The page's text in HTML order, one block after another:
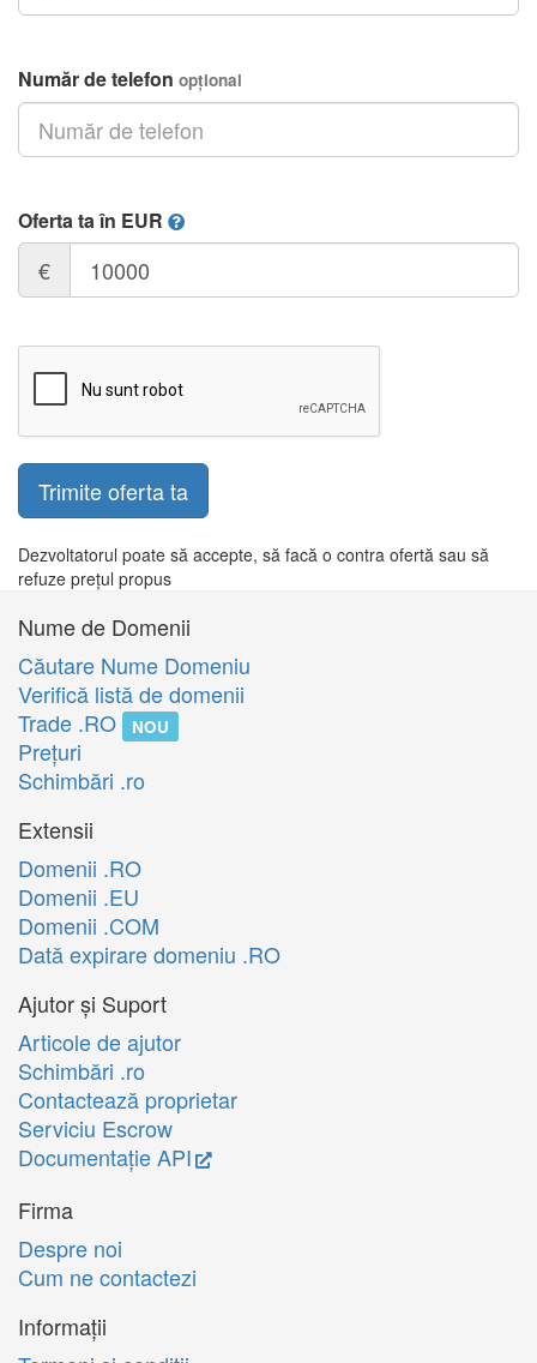
Număr de telefon opțional
Oferta ta în EUR
€
Trimite oferta ta
Dezvoltatorul poate să accepte, să facă o contra ofertă sau să
refuze prețul propus
Nume de Domenii
Căutare Nume Domeniu
Verifică listă de domenii
Trade .RO
NOU
Preţuri
Schimbări .ro
Extensii
Domenii .RO
Domenii .EU
Domenii .COM
Dată expirare domeniu .RO
Ajutor și Suport
Articole de ajutor
Schimbări .ro
Contactează proprietar
Serviciu Escrow
Documentație API
Firma
Despre noi
Cum ne contactezi
Informații